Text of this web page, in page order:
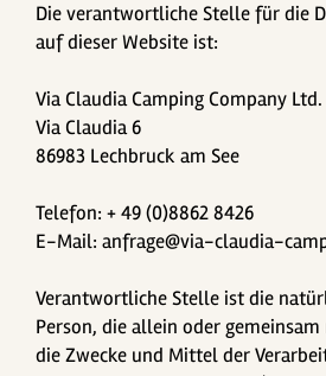
Die verantwortliche Stelle für die
auf dieser Website ist:
Via Claudia Camping Company Ltd.
Via Claudia 6
86983 Lechbruck am See
Telefon: + 49 (0)8862 8426
E-Mail: anfrage@via-claudia-
Verantwortliche Stelle ist die
Person, die allein oder
die Zwecke und Mittel der